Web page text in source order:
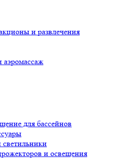
и развлечения
аэромассаж
для бассейнов
и освещения